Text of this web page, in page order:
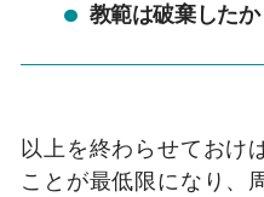
教範は破棄したか
以上を終わらせておけ
ことが最低限になり、